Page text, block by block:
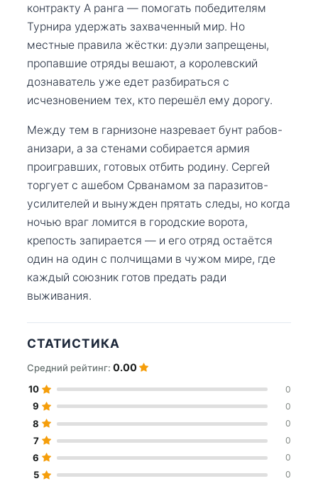
контракту А ранга — помогать победителям
Турнира удержать захваченный мир. Но
местные правила жёстки: дуэли запрещены,
пропавшие отряды вешают, а королевский
дознаватель уже едет разбираться с
исчезновением тех, кто перешёл ему дорогу.
Между тем в гарнизоне назревает бунт рабов-
анизари, а за стенами собирается армия
проигравших, готовых отбить родину. Сергей
торгует с ашебом Срванамом за паразитов-
усилителей и вынужден прятать следы, но когда
ночью враг ломится в городские ворота,
крепость запирается — и его отряд остаётся
один на один с полчищами в чужом мире, где
каждый союзник готов предать ради
выживания.
СТАТИСТИКА
Средний рейтинг: 0.00
10 0
9 0
8 0
7 0
6 0
5 0